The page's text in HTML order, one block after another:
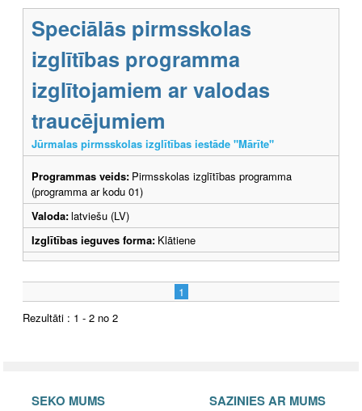
Speciālās pirmsskolas
izglītības programma
izglītojamiem ar valodas
traucējumiem
Jūrmalas pirmsskolas izglītības iestāde "Mārīte"
Programmas veids: Pirmsskolas izglītības programma
(programma ar kodu 01)
Valoda:latviešu (LV)
Izglītības ieguves forma: Klātiene
1
Rezultāti : 1 - 2 no 2
SEKO MUMS SAZINIES AR MUMS